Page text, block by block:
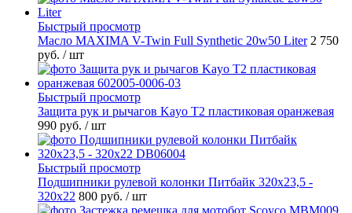
Быстрый просмотр
Масло MAXIMA V-Twin Full Synthetic 20w50 Liter 2 750
руб. / шт
Быстрый просмотр
Защита рук и рычагов Kayo T2 пластиковая оранжевая
990 руб. / шт
Быстрый просмотр
Подшипники рулевой колонки Питбайк 320x23,5 -
320x22 800 руб. / шт